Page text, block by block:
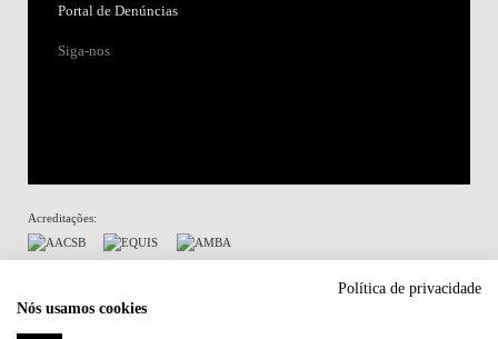
Portal de Denúncias
Siga-nos
Acreditações:
Participa em:
Política de privacidade
Nós usamos cookies